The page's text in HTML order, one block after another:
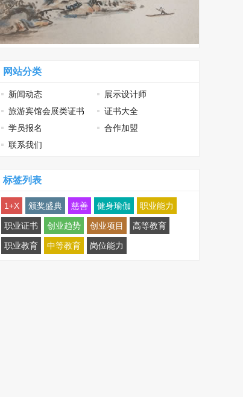
网站分类
新闻动态
展示设计师
旅游宾馆会展类证书
证书大全
学员报名
合作加盟
联系我们
标签列表
1+X 颁奖盛典 慈善 健身瑜伽 职业能力
职业证书 创业趋势 创业项目 高等教育
职业教育 中等教育 岗位能力